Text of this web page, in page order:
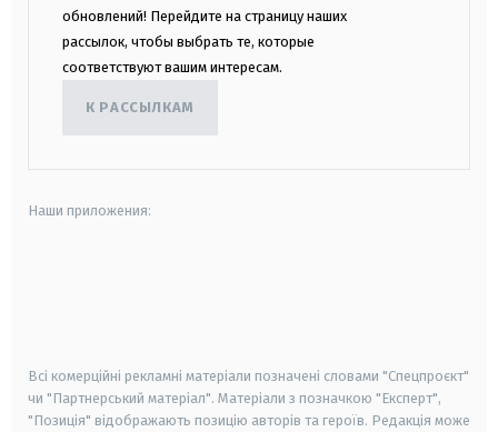
обновлений! Перейдите на страницу наших
рассылок, чтобы выбрать те, которые
соответствуют вашим интересам.
К РАССЫЛКАМ
Наши приложения:
Всі комерційні рекламні матеріали позначені словами "Спецпроєкт"
чи "Партнерський матеріал". Матеріали з позначкою "Експерт",
"Позиція" відображають позицію авторів та героїв. Редакція може